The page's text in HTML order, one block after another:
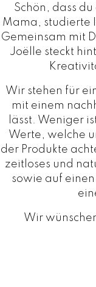
Schön, dass
Mama, studierte
Gemeinsam mit
Joëlle steckt
Wir stehen für
mit einem
lässt. Weniger
Werte, welche
der Produkte
zeitloses und
sowie auf
Wir